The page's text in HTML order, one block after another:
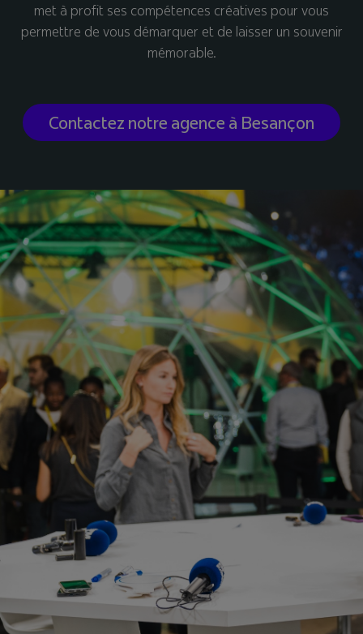
met à profit ses compétences créatives pour vous
permettre de vous démarquer et de laisser un souvenir
mémorable.
Contactez notre agence à Besançon